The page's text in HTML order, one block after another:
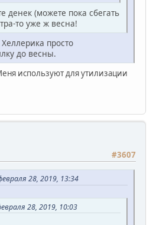
денек (можете пока сбегать
то уже ж весна!
просто
до весны.
используют для утилизации
#3607
28, 2019, 13:34
28, 2019, 10:03